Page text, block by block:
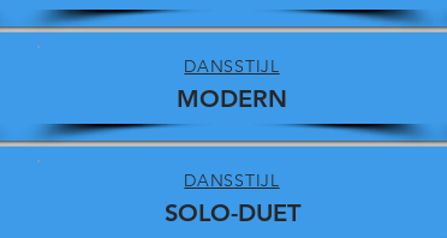
DANSSTIJL
MODERN
DANSSTIJL
SOLO-DUET